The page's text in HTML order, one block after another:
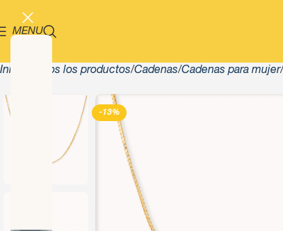
MENU
Inicio Todos los productos Cadenas Cadenas para mujer
-13%